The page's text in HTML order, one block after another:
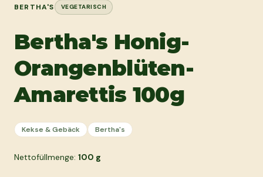
BERTHA'S VEGETARISCH
Bertha's Honig-
Orangenblüten-
Amarettis 100g
Kekse & Gebäck Bertha's
Nettofüllmenge: 100 g